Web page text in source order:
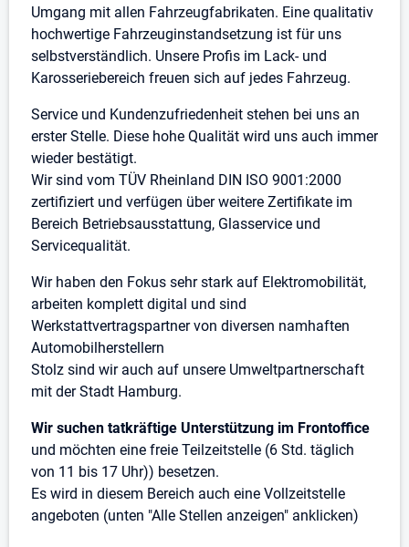
Umgang mit allen Fahrzeugfabrikaten. Eine qualitativ
hochwertige Fahrzeuginstandsetzung ist für uns
selbstverständlich. Unsere Profis im Lack- und
Karosseriebereich freuen sich auf jedes Fahrzeug.
Service und Kundenzufriedenheit stehen bei uns an
erster Stelle. Diese hohe Qualität wird uns auch immer
wieder bestätigt.
Wir sind vom TÜV Rheinland DIN ISO 9001:2000
zertifiziert und verfügen über weitere Zertifikate im
Bereich Betriebsausstattung, Glasservice und
Servicequalität.
Wir haben den Fokus sehr stark auf Elektromobilität,
arbeiten komplett digital und sind
Werkstattvertragspartner von diversen namhaften
Automobilherstellern
Stolz sind wir auch auf unsere Umweltpartnerschaft
mit der Stadt Hamburg.
Wir suchen tatkräftige Unterstützung im Frontoffice
und möchten eine freie Teilzeitstelle (6 Std. täglich
von 11 bis 17 Uhr)) besetzen.
Es wird in diesem Bereich auch eine Vollzeitstelle
angeboten (unten "Alle Stellen anzeigen" anklicken)